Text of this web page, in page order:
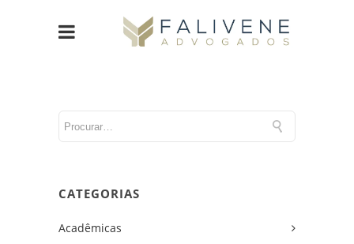
CATEGORIAS
Acadêmicas